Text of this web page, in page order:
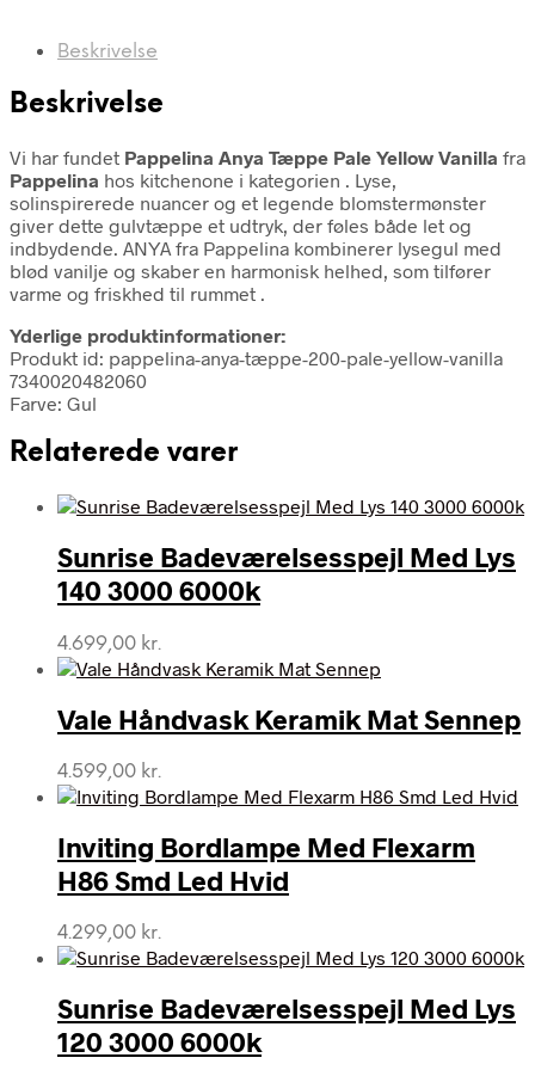
Beskrivelse
Beskrivelse
Vi har fundet Pappelina Anya Tæppe Pale Yellow Vanilla fra
Pappelina hos kitchenone i kategorien . Lyse,
solinspirerede nuancer og et legende blomstermønster
giver dette gulvtæppe et udtryk, der føles både let og
indbydende. ANYA fra Pappelina kombinerer lysegul med
blød vanilje og skaber en harmonisk helhed, som tilfører
varme og friskhed til rummet .
Yderlige produktinformationer:
Produkt id: pappelina-anya-tæppe-200-pale-yellow-vanilla
7340020482060
Farve: Gul
Relaterede varer
Sunrise Badeværelsesspejl Med Lys
140 3000 6000k
4.699,00 kr.
Vale Håndvask Keramik Mat Sennep
4.599,00 kr.
Inviting Bordlampe Med Flexarm
H86 Smd Led Hvid
4.299,00 kr.
Sunrise Badeværelsesspejl Med Lys
120 3000 6000k